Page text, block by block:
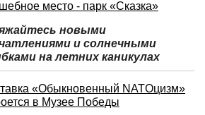
место - парк «Сказка»
новыми
и солнечными
на летних каникулах
«Обыкновенный NATOцизм»
в Музее Победы